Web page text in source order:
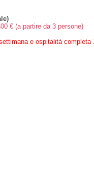
€ (a partire da 3 persone)
e ospitalità completa